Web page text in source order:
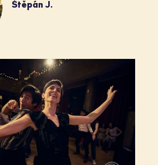
Štěpán J.